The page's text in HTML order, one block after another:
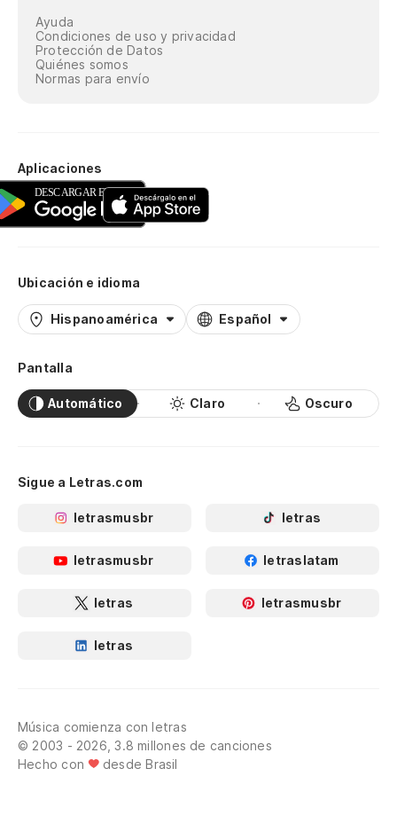
Ayuda
Condiciones de uso y privacidad
Protección de Datos
Quiénes somos
Normas para envío
Aplicaciones
Ubicación e idioma
Hispanoamérica Español
Pantalla
Automático Claro Oscuro
Sigue a Letras.com
letrasmusbr letras
letrasmusbr letraslatam
letras letrasmusbr
letras
Música comienza con letras
© 2003 - 2026, 3.8 millones de canciones
Hecho con
desde Brasil